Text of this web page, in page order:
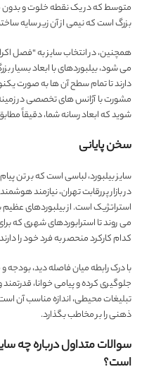
متوسط که در یک نقطه خلوت و بدون
بزرگ است که نیمی از آن زیر سایه
همچنین، در انتخاب سایز به “فصل
می شود، بیلبوردهای با ابعاد بسیار
دارند تا تمام سطح آن ها به صورت
مشورت با آژانس های تخصصی در زمینه
شوید که ابعاد رسانه شما، دقیقاً
سخن پایانی
سایز بیلبورد، لباسی است که بر تن
در بازار پررقابت تهران، نیازمند
استراتژیک است. از بیلبوردهای عظیم
می روند تا استرابوردهای شهری که
کدام کارکرد منحصر به فرد خود را
با درک رابطه میان فاصله دید،
جلوگیری کرده و پیامی خوانا،
تبلیغات محیطی، اندازه مناسب آن است
ذهنی را بر مخاطب بگذارد.
سوالات متداول درباره چه
است؟